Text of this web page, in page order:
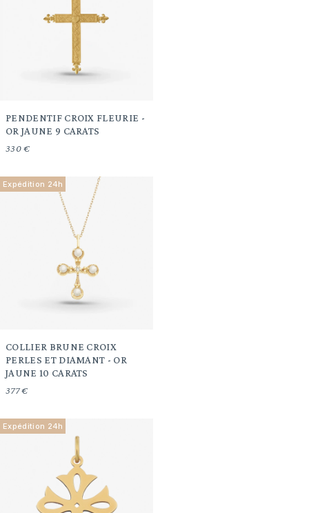
PENDENTIF CROIX FLEURIE -
OR JAUNE 9 CARATS
330 €
Expédition 24h
COLLIER BRUNE CROIX
PERLES ET DIAMANT - OR
JAUNE 10 CARATS
377 €
Expédition 24h